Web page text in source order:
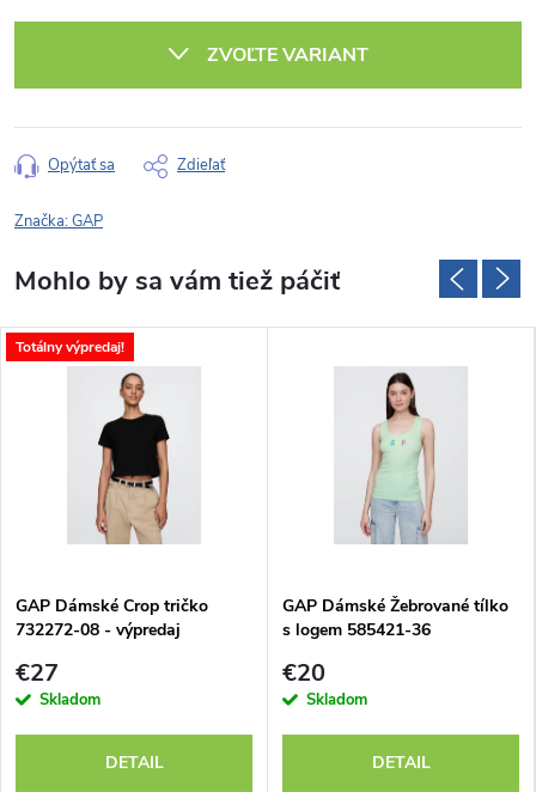
ZVOĽTE VARIANT
Opýtať sa Zdieľať
Značka:GAP
Totálny výpredaj!
GAP Dámské Crop tričko
732272-08 - výpredaj
€27
Skladom
DETAIL
GAP Dámské Žebrované tílko
s logem 585421-36
€20
Skladom
DETAIL